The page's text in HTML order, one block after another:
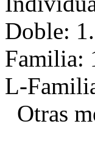
Doble:
Familia:
L-
Otras